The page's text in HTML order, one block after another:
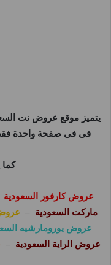
يتميز موقع عروض نت
فى فى صفحة واحدة فقط
عروض كارفور السعودية
ماركت السعودية
–
عروض يورومارشيه
عروض الراية السعودية
–